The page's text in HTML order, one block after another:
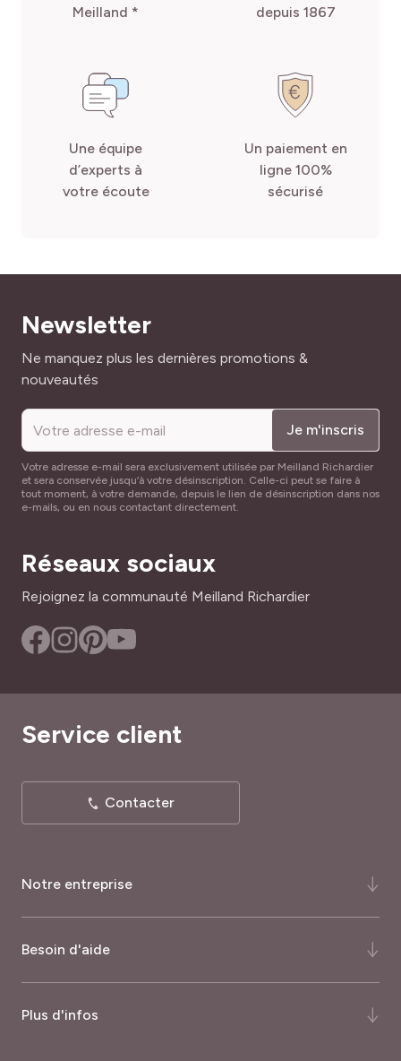
Meilland *
depuis 1867
Une équipe
d’experts à
votre écoute
Un paiement en
ligne 100%
sécurisé
Newsletter
Adresse mail
Ne manquez plus les dernières promotions &
nouveautés
Je m'inscris
Votre adresse e-mail sera exclusivement utilisée par Meilland Richardier
et sera conservée jusqu’à votre désinscription. Celle-ci peut se faire à
tout moment, à votre demande, depuis le lien de désinscription dans nos
e-mails, ou en nous contactant directement.
Réseaux sociaux
Rejoignez la communauté Meilland Richardier
Notre entreprise
Besoin d'aide
Plus d'infos
Service client
Contacter